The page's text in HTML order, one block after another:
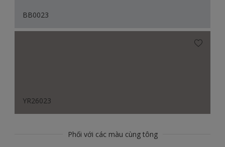
BB0023
YR26023
Phối với các màu cùng tông